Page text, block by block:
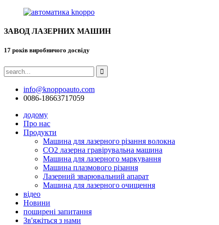
ЗАВОД ЛАЗЕРНИХ МАШИН
17 років виробничого досвіду
info@knoppoauto.com
0086-18663717059
додому
Про нас
Продукти
Машина для лазерного різання волокна
CO2 лазерна гравірувальна машина
Машина для лазерного маркування
Машина плазмового різання
Лазерний зварювальний апарат
Машина для лазерного очищення
відео
Новини
поширені запитання
Зв'яжіться з нами